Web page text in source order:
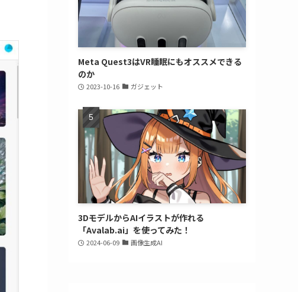
Meta Quest3はVR睡眠にもオススメできる
のか
2023-10-16 ガジェット
3DモデルからAIイラストが作れる
「Avalab.ai」を使ってみた！
2024-06-09 画像生成AI